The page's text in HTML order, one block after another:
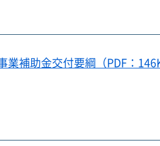
補助金交付要綱（PDF：